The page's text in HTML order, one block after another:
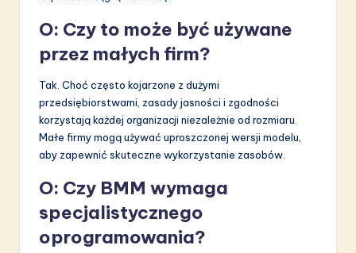
O: Czy to może być używane
przez małych firm?
Tak. Choć często kojarzone z dużymi
przedsiębiorstwami, zasady jasności i zgodności
korzystają każdej organizacji niezależnie od rozmiaru.
Małe firmy mogą używać uproszczonej wersji modelu,
aby zapewnić skuteczne wykorzystanie zasobów.
O: Czy BMM wymaga
specjalistycznego
oprogramowania?